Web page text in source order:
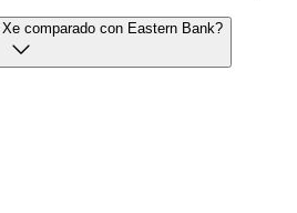
comparado con Eastern Bank?